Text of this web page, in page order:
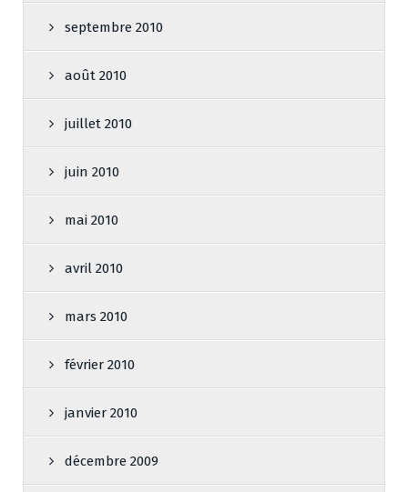
septembre 2010
août 2010
juillet 2010
juin 2010
mai 2010
avril 2010
mars 2010
février 2010
janvier 2010
décembre 2009